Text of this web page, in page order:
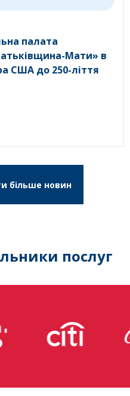
палата
Мати» в
США до 250-ліття
більше новин
послуг